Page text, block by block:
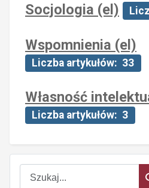
Szukaj
Socjologia (el)
Wspomnienia (el)
Liczba artykułów: 33
Własność
Liczba artykułów: 3